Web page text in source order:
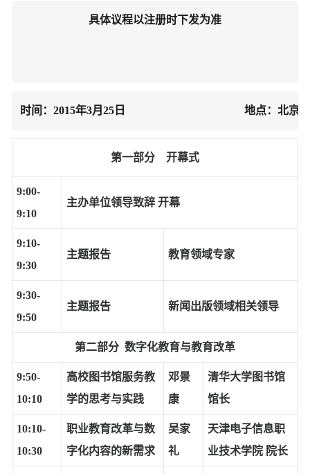
具体议程以注册时下发为准
时间：2015年3月25日                                           地点：
第一部分 开幕式
9:00-
9:10
主办单位领导致辞 开幕
9:10-
9:30
主题报告 教育领域专家
9:30-
9:50
主题报告 新闻出版领域相关领导
第二部分 数字化教育与教育改革
9:50-
10:10
高校图书馆服务教
学的思考与实践
邓景
康
清华大学图书馆
馆长
10:10-
10:30
职业教育改革与数
字化内容的新需求
吴家
礼
天津电子信息职
业技术学院 院长